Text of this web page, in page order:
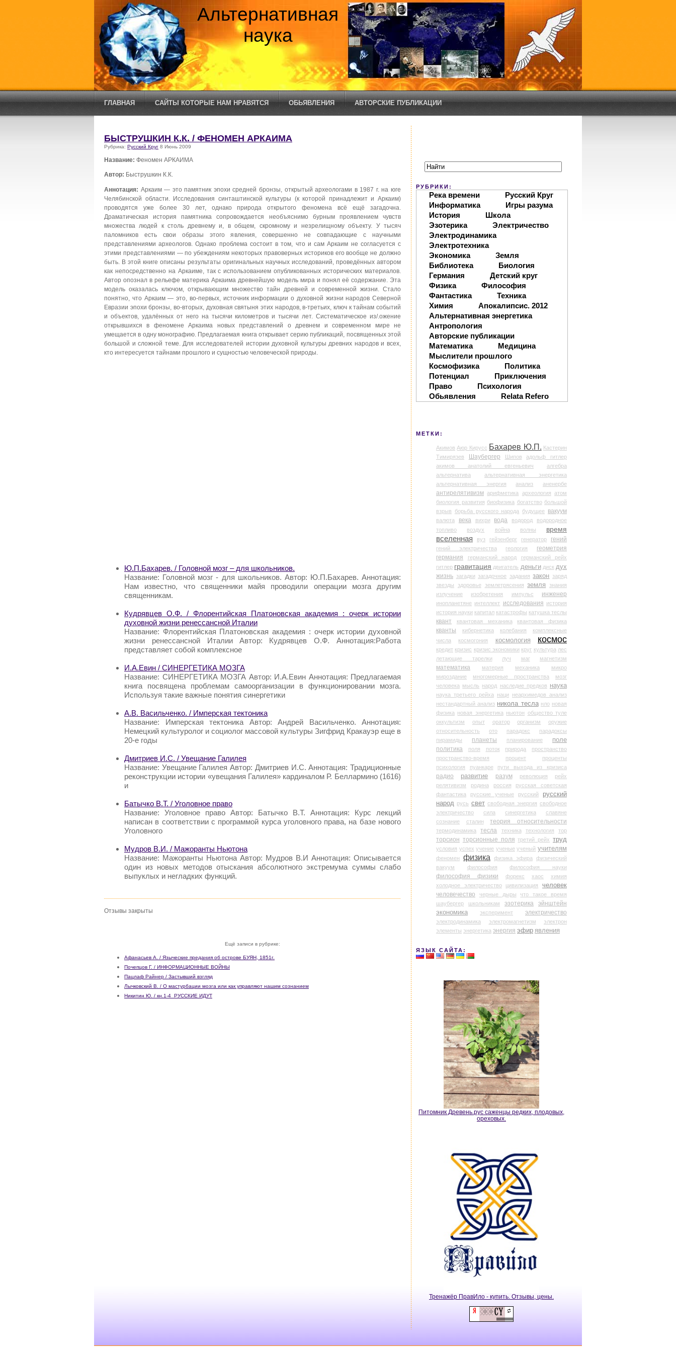
Альтернативная
наука
ГЛАВНАЯ САЙТЫ КОТОРЫЕ НАМ НРАВЯТСЯ ОБЬЯВЛЕНИЯ АВТОРСКИЕ ПУБЛИКАЦИИ
БЫСТРУШКИН К.К. / ФЕНОМЕН АРКАИМА
Рубрика: Русский Круг 8 Июнь 2009
Название: Феномен АРКАИМА
Автор: Быструшкин К.К.
Аннотация: Аркаим — это памятник эпохи средней бронзы, открытый археологами в 1987 г. на юге
Челябинской области. Исследования синташтинской культуры (к которой принадлежит и Аркаим)
проводятся уже более 30 лет, однако природа открытого феномена всё ещё загадочна.
Драматическая история памятника сопровождается необъяснимо бурным проявлением чувств
множества людей к столь древнему и, в общем, скромному и незрелищному объекту. У тысяч
паломников есть свои образы этого явления, совершенно не совпадающие с научными
представлениями археологов. Однако проблема состоит в том, что и сам Аркаим не согласуется с
этими представлениями — по убеждениям некоторых правоверных историков его вообще не должно
быть. В этой книге описаны результаты оригинальных научных исследований, проведённых автором
как непосредственно на Аркаиме, так с использованием опубликованных исторических материалов.
Автор опознал в рельефе материка Аркаима древнейшую модель мира и понял её содержание. Эта
модель оказалась ключом, открывающим множество тайн древней и современной жизни. Стало
понятно, что Аркаим — это, во-первых, источник информации о духовной жизни народов Северной
Евразии эпохи бронзы, во-вторых, духовная святыня этих народов, в-третьих, ключ к тайнам событий
и объектов, удалённых от него на тысячи километров и тысячи лет. Систематическое из/.ожение
открывшихся в феномене Аркаима новых представлений о древнем и современном мире не
умещается в одну монографию. Предлагаемая книга открывает серию публикаций, посвященных этой
большой и сложной теме. Для исследователей истории духовной культуры древних народов и всех,
кто интересуется тайнами прошлого и сущностью человеческой природы.
Ю.П.Бахарев. / Головной мозг – для школьников.
Название: Головной мозг - для школьников. Автор: Ю.П.Бахарев. Аннотация:
Нам известно, что священники майя проводили операции мозга другим
священникам.
Кудрявцев О.Ф. / Флорентийская Платоновская академия : очерк истории
духовной жизни ренессансной Италии
Название: Флорентийская Платоновская академия : очерк истории духовной
жизни ренессансной Италии Автор: Кудрявцев О.Ф. Аннотация:Работа
представляет собой комплексное
И.А.Евин / СИНЕРГЕТИКА МОЗГА
Название: СИНЕРГЕТИКА МОЗГА Автор: И.А.Евин Аннотация: Предлагаемая
книга посвящена проблемам самоорганизации в функционировании мозга.
Используя такие важные понятия синергетики
А.В. Васильченко. / Имперская тектоника
Название: Имперская тектоника Автор: Андрей Васильченко. Аннотация:
Немецкий культуролог и социолог массовой культуры Зигфрид Кракауэр еще в
20-е годы
Дмитриев И.С. / Увещание Галилея
Название: Увещание Галилея Автор: Дмитриев И.С. Аннотация: Традиционные
реконструкции истории «увещания Галилея» кардиналом Р. Беллармино (1616)
и
Батычко В.Т. / Уголовное право
Название: Уголовное право Автор: Батычко В.Т. Аннотация: Курс лекций
написан в соответствии с программой курса уголовного права, на базе нового
Уголовного
Мудров В.И. / Мажоранты Ньютона
Название: Мажоранты Ньютона Автор: Мудров В.И Аннотация: Описывается
один из новых методов отыскания абсолютного экстремума суммы слабо
выпуклых и негладких функций.
Отзывы закрыты
Ещё записи в рубрике:
Афанасьев А. / Языческие предания об острове БУЯН, 1851г.
Почепцов Г. / ИНФОРМАЦИОННЫЕ ВОЙНЫ
Пацлаф Райнер / Застывший взгляд
Лычковский В. / О мастурбации мозга или как управляют нашим сознанием
Никитин Ю. / кн.1-4_РУССКИЕ ИДУТ
РУБРИКИ:
Река времени
Русский Круг
Информатика
Игры разума
История
Школа
Эзотерика
Электричество
Электродинамика
Электротехника
Экономика
Земля
Библиотека
Биология
Германия
Детский круг
Физика
Философия
Фантастика
Техника
Химия
Апокалипсис. 2012
Альтернативная энергетика
Антропология
Авторские публикации
Математика
Медицина
Мыслители прошлого
Космофизика
Политика
Потенциал
Приключения
Право
Психология
Обьявления
Relata Refero
МЕТКИ:
Акимов Аюр Кирусс Бахарев Ю.П. Кастерин
Тимирязев
Шаубергер Шипов
адольф гитлер
акимов анатолий евгеньевич
алгебра
альтернатива
альтернативная энергетика
альтернативная энергия
анализ аненербе
антирелятивизм арифметика археология атом
биология развития биофизика богатство большой
взрыв
борьба русского народа будущее вакуум
валюта века вихри вода водород
водородное
топливо
воздух война волны
время
вселенная
вуз гейзенберг генератор гений
гений электричества геология
геометрия
германия
германский народ
германский рейх
гитлер гравитация двигатель деньги диск дух
жизнь загадки загадочное задания закон заряд
звезды
здоровье землетрясения земля
знания
излучение
изобретения импульс инженер
инопланетяне интеллект исследования история
история науки капитал катастрофы катушка теслы
квант квантовая механика квантовая физика
кванты кибернетика колебания
комплексные
числа
космогония космология космос
кредит кризис кризис экономики круг культура лес
летающие тарелки
луч маг магнетизм
математика материя механика
микро
мироздание
многомерные пространства
мозг
человека мысль народ наследие предков наука
наука третьего рейха наци
неархимедов анализ
нестандартный анализ никола тесла нло новая
физика новая энергетика ньютон общество туле
оккультизм
опыт оратор организм
оружие
относительность
ото парадокс
парадоксы
пирамиды
планеты планирование
поле
политика
поля поток природа
пространство
пространство-время
процент
проценты
психология
пуанкаре пути выхода из кризиса
радио развитие разум революция
рейх
релятивизм
родина россия
русская советская
фантастика
русские ученые русский
русский
народ русь свет свободная энергия свободное
электричество
сила синергетика
славяне
сознание
сталин теория относительности
термодинамика тесла техника технология тор
торсион торсионные поля третий рейх труд
условия успех учение ученые ученый учителям
феномен физика физика эфира
физический
вакуум
философия философия науки
философия физики форекс хаос
химия
холодное электричество
цивилизация человек
человечество черные дыры
что такое время
шаубергер
школьникам эзотерика
эйнштейн
экономика
эксперимент электричество
электродинамика электромагнетизм
электрон
элементы энергетика энергия эфир явления
ЯЗЫК САЙТА:
Питомник Древень.рус саженцы редких, плодовых,
ореховых.
Тренажёр ПравИло - купить. Отзывы, цены.